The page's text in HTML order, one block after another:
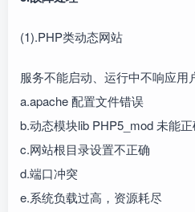
(1).PHP类动态网站
服务不能启动、运行中不响应
a.apache 配置文件错误
b.动态模块lib PHP5_mod 未能
c.网站根目录设置不正确
d.端口冲突
e.系统负载过高，资源耗尽